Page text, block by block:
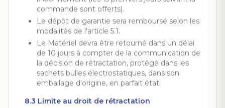
commande sont offerts).
Le dépôt de garantie sera remboursé selon les
modalités de l'article 5.1.
Le Matériel devra être retourné dans un délai
de 10 jours à compter de la communication de
la décision de rétractation, protégé dans les
sachets bulles électrostatiques, dans son
emballage d'origine, en parfait état.
8.3 Limite au droit de rétractation